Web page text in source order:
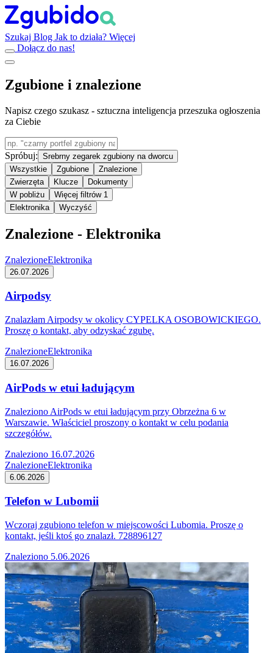
Szukaj Blog Jak to działa? Więcej
Dołącz do nas!
Zgubione i znalezione
Napisz czego szukasz - sztuczna inteligencja przeszuka ogłoszenia
za Ciebie
Spróbuj: Srebrny zegarek zgubiony na dworcu
Wszystkie
Zgubione
Znalezione
Zwierzęta
Klucze
Dokumenty
W pobliżu
Więcej filtrów 1
Elektronika
Wyczyść
Znalezione - Elektronika
ZnalezioneElektronika
26.07.2026
Airpodsy
Znalazłam Airpodsy w okolicy CYPELKA OSOBOWICKIEGO.
Proszę o kontakt, aby odzyskać zgubę.
ZnalezioneElektronika
16.07.2026
AirPods w etui ładującym
Znaleziono AirPods w etui ładującym przy Obrzeżna 6 w
Warszawie. Właściciel proszony o kontakt w celu podania
szczegółów.
Znaleziono 16.07.2026
ZnalezioneElektronika
6.06.2026
Telefon w Lubomii
Wczoraj zgubiono telefon w miejscowości Lubomia. Proszę o
kontakt, jeśli ktoś go znalazł. 728896127
Znaleziono 5.06.2026